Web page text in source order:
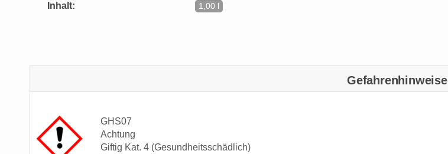
Inhalt: 1,00 l
Gefahrenhinweise
GHS07
Achtung
Giftig Kat. 4 (Gesundheitsschädlich)